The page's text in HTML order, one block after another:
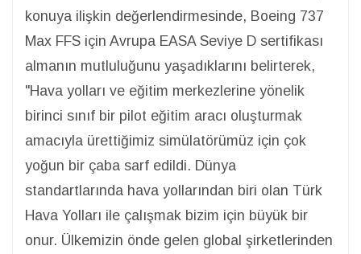
konuya ilişkin değerlendirmesinde, Boeing 737
Max FFS için Avrupa EASA Seviye D sertifikası
almanın mutluluğunu yaşadıklarını belirterek,
"Hava yolları ve eğitim merkezlerine yönelik
birinci sınıf bir pilot eğitim aracı oluşturmak
amacıyla ürettiğimiz simülatörümüz için çok
yoğun bir çaba sarf edildi. Dünya
standartlarında hava yollarından biri olan Türk
Hava Yolları ile çalışmak bizim için büyük bir
onur. Ülkemizin önde gelen global şirketlerinden